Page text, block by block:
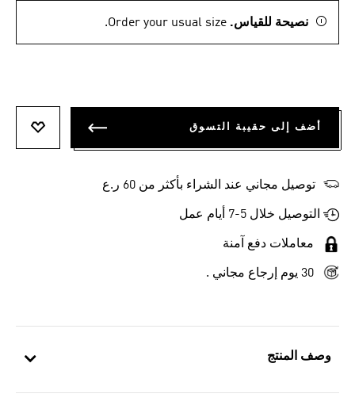
وصف المنتج
نصيحة للقياس. Order your usual size.
أضف إلى حقيبة التسوق
توصيل مجاني عند الشراء بأكثر من 60 ر.ع
التوصيل خلال 5-7 أيام عمل
معاملات دفع آمنة